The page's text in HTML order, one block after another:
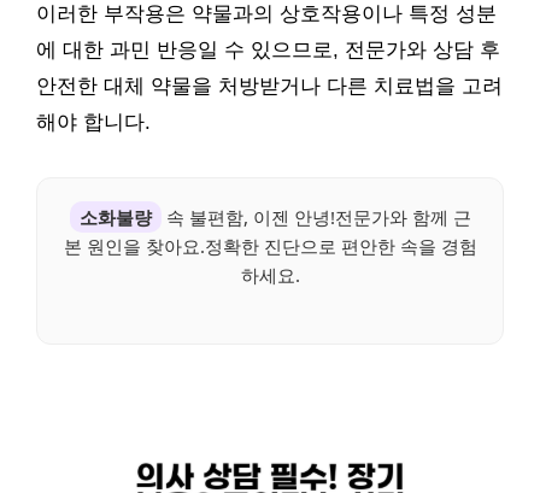
이러한 부작용은 약물과의 상호작용이나 특정 성분
에 대한 과민 반응일 수 있으므로, 전문가와 상담 후
안전한 대체 약물을 처방받거나 다른 치료법을 고려
해야 합니다.
소화불량
속 불편함, 이젠 안녕!전문가와 함께 근
본 원인을 찾아요.정확한 진단으로 편안한 속을 경험
하세요.